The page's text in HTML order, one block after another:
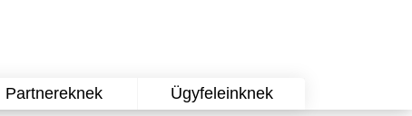
Partnereknek Ügyfeleinknek